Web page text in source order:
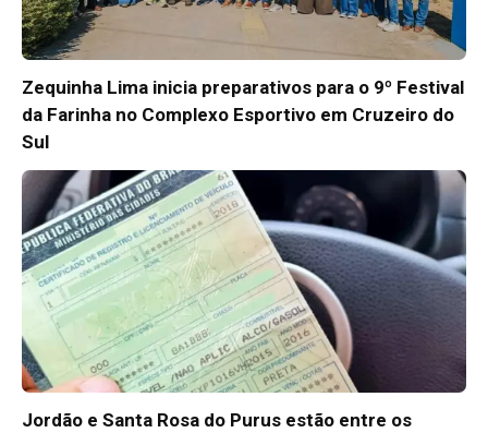
Zequinha Lima inicia preparativos para o 9º Festival
da Farinha no Complexo Esportivo em Cruzeiro do
Sul
Jordão e Santa Rosa do Purus estão entre os